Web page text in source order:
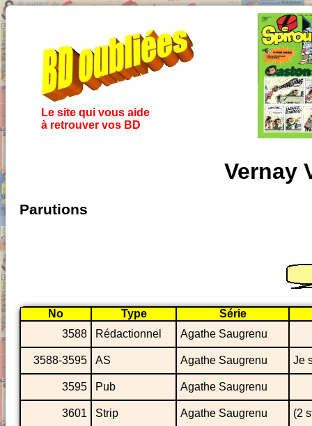
Le site qui vous aide
à retrouver vos BD
Vernay
Parutions
No Type
Série
3588
Rédactionnel Agathe Saugrenu
3588-3595 AS Agathe Saugrenu Je
3595 Pub Agathe Saugrenu
3601 Strip Agathe Saugrenu (2